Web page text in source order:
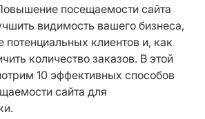
посещаемости сайта
видимость вашего бизнеса,
потенциальных клиентов и, как
количество заказов. В этой
10 эффективных способов
сайта для